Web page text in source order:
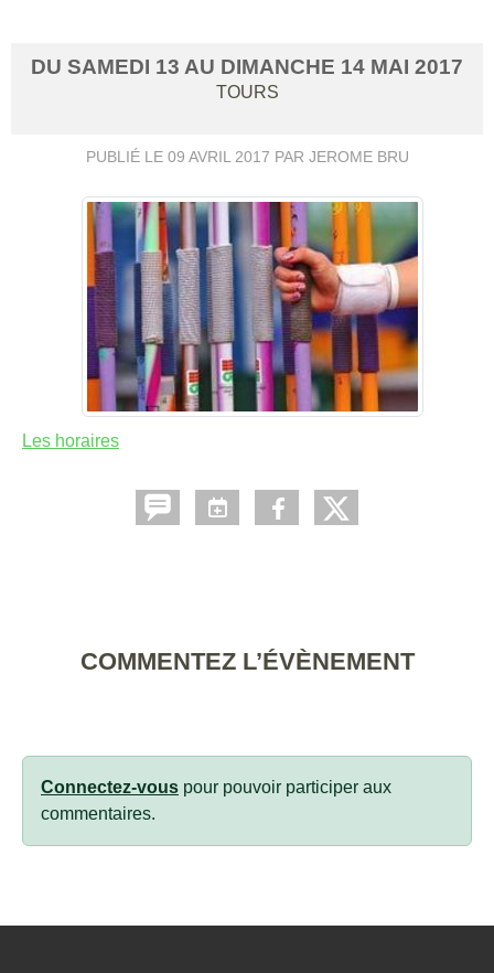
DU SAMEDI 13 AU DIMANCHE 14 MAI 2017
TOURS
PUBLIÉ LE 09 AVRIL 2017 PAR JEROME BRU
Les horaires
COMMENTEZ L’ÉVÈNEMENT
Connectez-vous pour pouvoir participer aux
commentaires.